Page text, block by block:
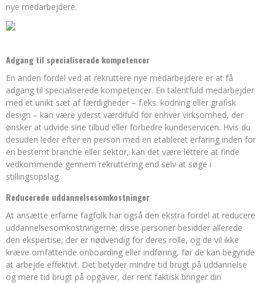
nye medarbejdere.
Adgang til specialiserede kompetencer
En anden fordel ved at rekruttere nye medarbejdere er at få
adgang til specialiserede kompetencer. En talentfuld medarbejder
med et unikt sæt af færdigheder – f.eks. kodning eller grafisk
design – kan være yderst værdifuld for enhver virksomhed, der
ønsker at udvide sine tilbud eller forbedre kundeservicen. Hvis du
desuden leder efter en person med en etableret erfaring inden for
en bestemt branche eller sektor, kan det være lettere at finde
vedkommende gennem rekruttering end selv at søge i
stillingsopslag.
Reducerede uddannelsesomkostninger
At ansætte erfarne fagfolk har også den ekstra fordel at reducere
uddannelsesomkostningerne; disse personer besidder allerede
den ekspertise, der er nødvendig for deres rolle, og de vil ikke
kræve omfattende onboarding eller indføring, før de kan begynde
at arbejde effektivt. Det betyder mindre tid brugt på uddannelse
og mere tid brugt på opgaver, der rent faktisk bringer din